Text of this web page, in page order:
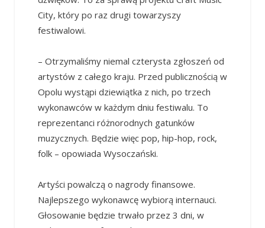
City, który po raz drugi towarzyszy
festiwalowi.
– Otrzymaliśmy niemal czterysta zgłoszeń od
artystów z całego kraju. Przed publicznością w
Opolu wystąpi dziewiątka z nich, po trzech
wykonawców w każdym dniu festiwalu. To
reprezentanci różnorodnych gatunków
muzycznych. Będzie więc pop, hip-hop, rock,
folk – opowiada Wysoczański.
Artyści powalczą o nagrody finansowe.
Najlepszego wykonawcę wybiorą internauci.
Głosowanie będzie trwało przez 3 dni, w